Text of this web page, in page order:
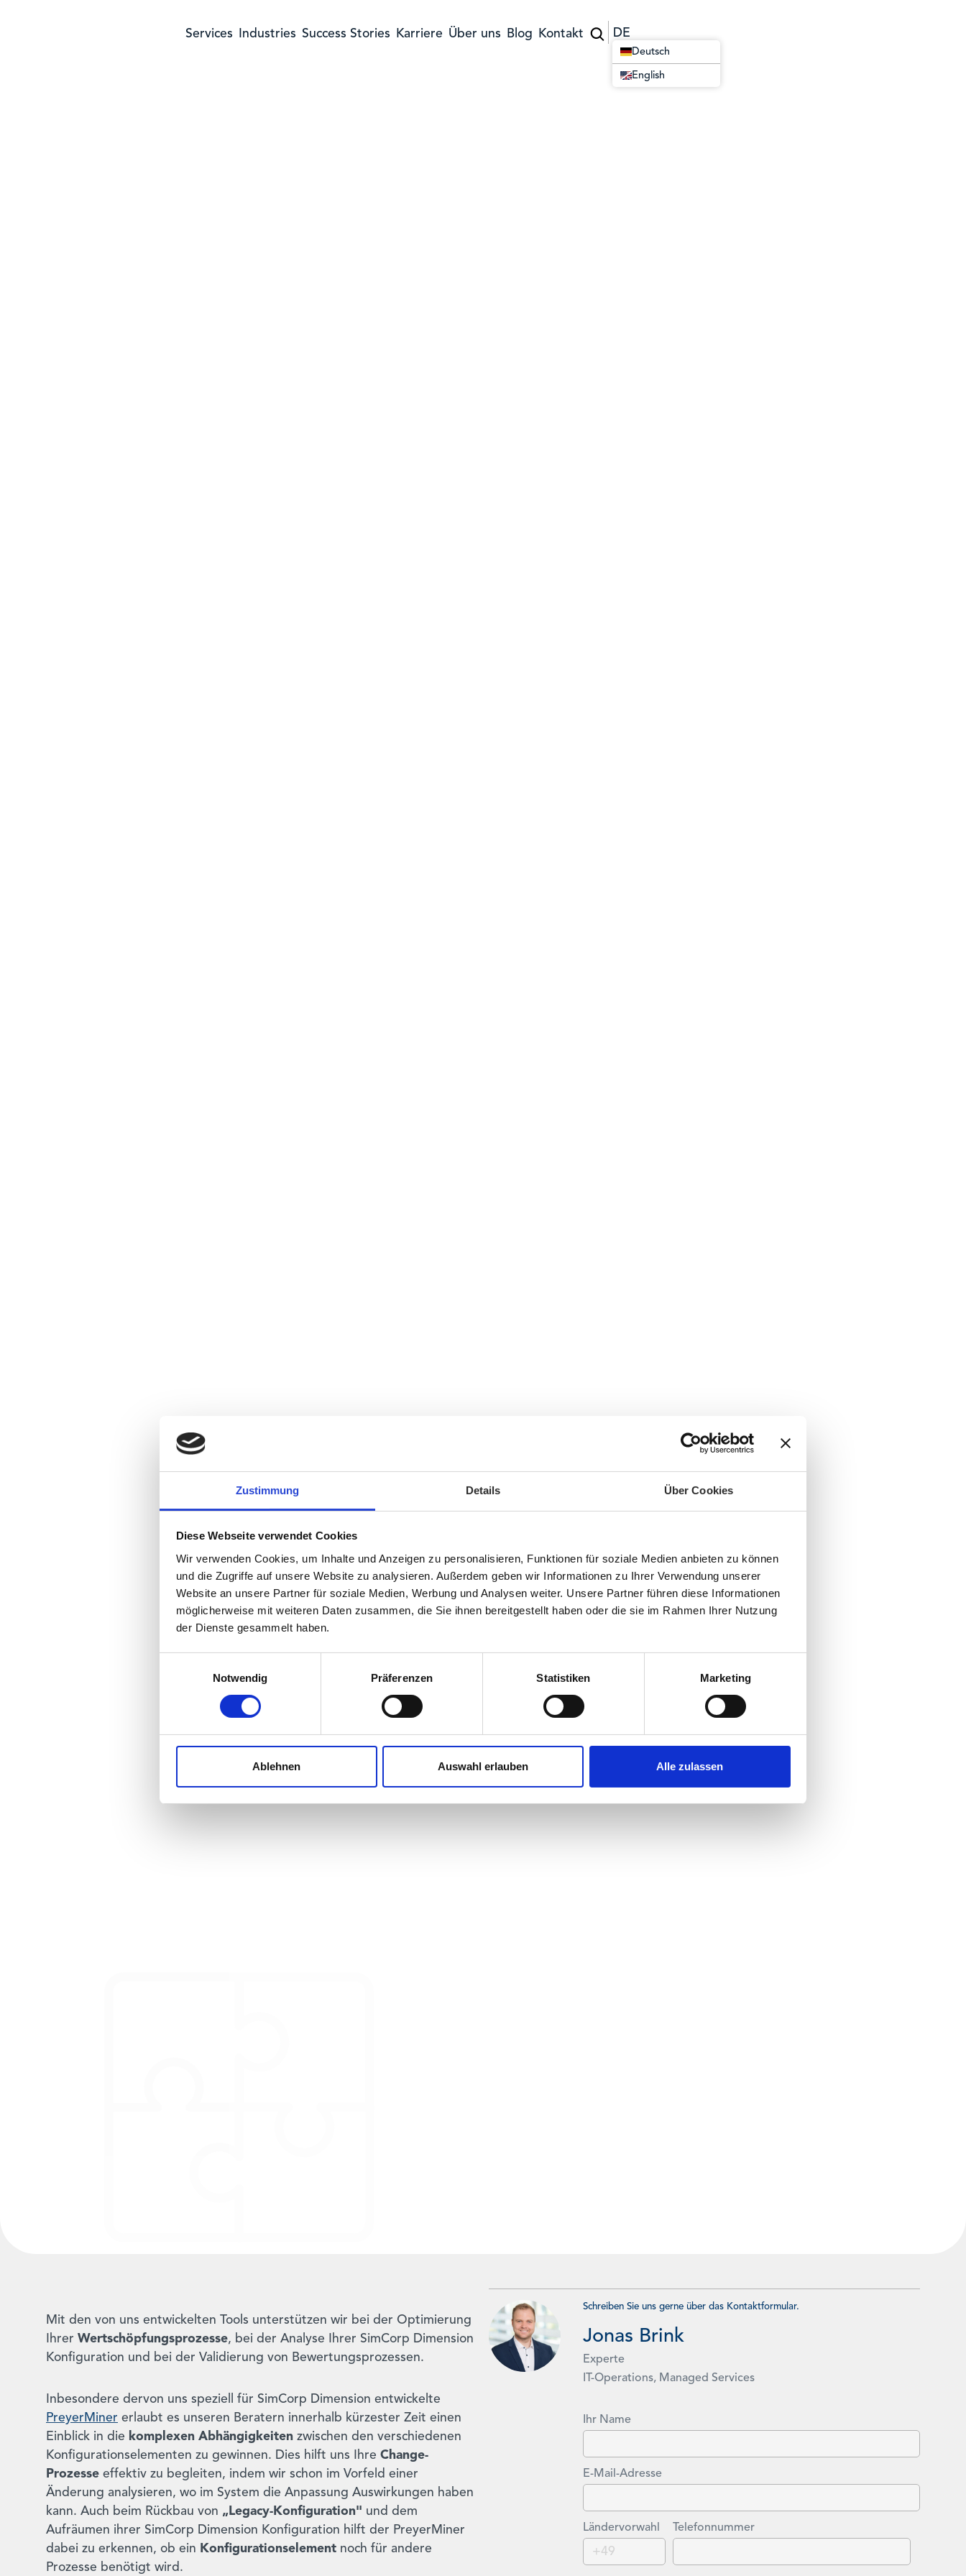
Zustimmung Details Über Cookies
Diese Webseite verwendet Cookies
Wir verwenden Cookies, um Inhalte und Anzeigen zu personalisieren, Funktionen für soziale Medien anbieten zu können
und die Zugriffe auf unsere Website zu analysieren. Außerdem geben wir Informationen zu Ihrer Verwendung unserer
Website an unsere Partner für soziale Medien, Werbung und Analysen weiter. Unsere Partner führen diese Informationen
möglicherweise mit weiteren Daten zusammen, die Sie ihnen bereitgestellt haben oder die sie im Rahmen Ihrer Nutzung
der Dienste gesammelt haben.
Notwendig
Präferenzen Statistiken Marketing
Ablehnen Auswahl erlauben Alle zulassen
Services Industries Success Stories Karriere Über uns Blog Kontakt DE
Deutsch
English
Mit den von uns entwickelten Tools unterstützen wir bei der Optimierung
Ihrer Wertschöpfungsprozesse, bei der Analyse Ihrer SimCorp Dimension
Konfiguration und bei der Validierung von Bewertungsprozessen.
Inbesondere dervon uns speziell für SimCorp Dimension entwickelte
PreyerMiner erlaubt es unseren Beratern innerhalb kürzester Zeit einen
Einblick in die komplexen Abhängigkeiten zwischen den verschiedenen
Konfigurationselementen zu gewinnen. Dies hilft uns Ihre Change-
Prozesse effektiv zu begleiten, indem wir schon im Vorfeld einer
Änderung analysieren, wo im System die Anpassung Auswirkungen haben
kann. Auch beim Rückbau von „Legacy-Konfiguration" und dem
Aufräumen ihrer SimCorp Dimension Konfiguration hilft der PreyerMiner
dabei zu erkennen, ob ein Konfigurationselement noch für andere
Prozesse benötigt wird.
Schreiben Sie uns gerne über das Kontaktformular.
Jonas Brink
Experte
IT-Operations, Managed Services
Ihr Name
E-Mail-Adresse
Ländervorwahl Telefonnummer